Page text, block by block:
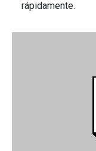
rápidamente.